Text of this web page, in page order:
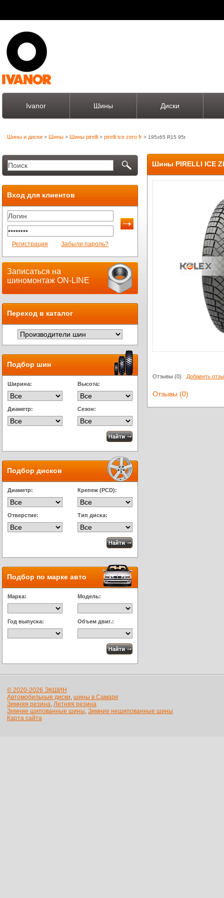
Ivanor Шины Диски
Шины и диски > Шины > Шины pirelli > pirelli ice zero fr > 195x65 R15 95t
Вход для клиентов
Регистрация Забыли пароль?
Записаться на
шиномонтаж ON-LINE
Переход в каталог
Подбор шин
Ширина: Высота:
Диаметр: Сезон:
Подбор дисков
Диаметр: Крепеж (PCD):
Отверстие: Тип диска:
Подбор по марке авто
Марка: Модель:
Год выпуска: Объем двиг.:
Шины PIRELLI ICE
Отзывы (0) Добавить
Отзывы (0)
© 2020-2026 ЭКШИН
Автомобильные диски, шины в Самаре
Зимняя резина, Летняя резина
Зимние шипованные шины, Зимние нешипованные шины
Карта сайта